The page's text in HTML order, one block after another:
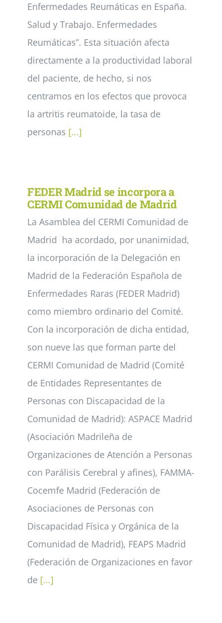
Enfermedades Reumáticas en España.
Salud y Trabajo. Enfermedades
Reumáticas”. Esta situación afecta
directamente a la productividad laboral
del paciente, de hecho, si nos
centramos en los efectos que provoca
la artritis reumatoide, la tasa de
personas [...]
FEDER Madrid se incorpora a
CERMI Comunidad de Madrid
La Asamblea del CERMI Comunidad de
Madrid ha acordado, por unanimidad,
la incorporación de la Delegación en
Madrid de la Federación Española de
Enfermedades Raras (FEDER Madrid)
como miembro ordinario del Comité.
Con la incorporación de dicha entidad,
son nueve las que forman parte del
CERMI Comunidad de Madrid (Comité
de Entidades Representantes de
Personas con Discapacidad de la
Comunidad de Madrid): ASPACE Madrid
(Asociación Madrileña de
Organizaciones de Atención a Personas
con Parálisis Cerebral y afines), FAMMA-
Cocemfe Madrid (Federación de
Asociaciones de Personas con
Discapacidad Física y Orgánica de la
Comunidad de Madrid), FEAPS Madrid
(Federación de Organizaciones en favor
de [...]